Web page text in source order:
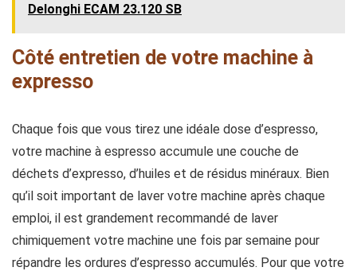
Delonghi ECAM 23.120 SB
Côté entretien de votre machine à
expresso
Chaque fois que vous tirez une idéale dose d’espresso,
votre machine à espresso accumule une couche de
déchets d’expresso, d’huiles et de résidus minéraux. Bien
qu’il soit important de laver votre machine après chaque
emploi, il est grandement recommandé de laver
chimiquement votre machine une fois par semaine pour
répandre les ordures d’espresso accumulés. Pour que votre